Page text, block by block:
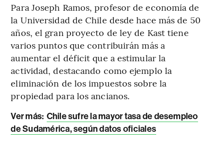
Para Joseph Ramos, profesor de economía de
la Universidad de Chile desde hace más de 50
años, el gran proyecto de ley de Kast tiene
varios puntos que contribuirán más a
aumentar el déficit que a estimular la
actividad, destacando como ejemplo la
eliminación de los impuestos sobre la
propiedad para los ancianos.
Ver más: Chile sufre la mayor tasa de desempleo
de Sudamérica, según datos oficiales